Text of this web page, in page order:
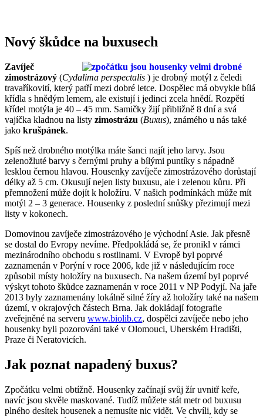
Nový škůdce na buxusech
Zavíječ
zimostrázový (Cydalima perspectalis ) je drobný motýl z čeledi
travaříkovití, který patří mezi dobré letce. Dospělec má obvykle bílá
křídla s hnědým lemem, ale existují i jedinci zcela hnědí. Rozpětí
křídel motýla je 40 – 45 mm. Samičky žijí přibližně 8 dní a svá
vajíčka kladnou na listy zimostrázu (Buxus), známého u nás také
jako krušpánek.
Spíš než drobného motýlka máte šanci najít jeho larvy. Jsou
zelenožluté barvy s černými pruhy a bílými puntíky s nápadně
lesklou černou hlavou. Housenky zavíječe zimostrázového dorůstají
délky až 5 cm. Okusují nejen listy buxusu, ale i zelenou kůru. Při
přemnožení může dojít k holožíru. V našich podmínkách může mít
motýl 2 – 3 generace. Housenky z poslední snůšky přezimují mezi
listy v kokonech.
Domovinou zavíječe zimostrázového je východní Asie. Jak přesně
se dostal do Evropy nevíme. Předpokládá se, že pronikl v rámci
mezinárodního obchodu s rostlinami. V Evropě byl poprvé
zaznamenán v Porýní v roce 2006, kde již v následujícím roce
způsobil místy holožíry na buxusech. Na našem území byl poprvé
výskyt tohoto škůdce zaznamenán v roce 2011 v NP Podyjí. Na jaře
2013 byly zaznamenány lokálně silné žíry až holožíry také na našem
území, v okrajových částech Brna. Jak dokládají fotografie
zveřejněné na serveru www.biolib.cz, dospělci zavíječe nebo jeho
housenky byli pozorováni také v Olomouci, Uherském Hradišti,
Praze či Neratovicích.
Jak poznat napadený buxus?
Zpočátku velmi obtížně. Housenky začínají svůj žír uvnitř keře,
navíc jsou skvěle maskované. Tudíž můžete stát metr od buxusu
plného desítek housenek a nemusíte nic vidět. Ve chvíli, kdy se